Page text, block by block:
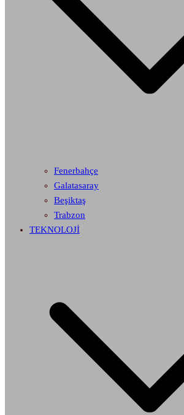
Fenerbahçe
Galatasaray
Beşiktaş
Trabzon
TEKNOLOJİ